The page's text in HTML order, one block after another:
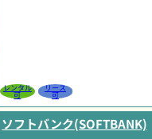
レンタル
可
リース
可
ソフトバンク(SOFTBANK)